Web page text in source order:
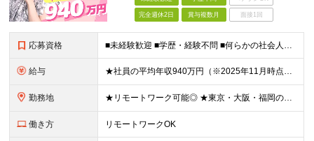
完全週休2日 賞与複数月 面接1回
応募資格 ■未経験歓迎 ■学歴・経験不問 ■何らかの社会人経験がある方 ＜こんな方に向いています！＞ ・頑張った分評価されたい方 ・将来役立つ知識を身につけたい方 ・新しいことを学ぶのが好きな方 ・趣味
給与 ★社員の平均年収940万円（※2025年11月時点） ★転職者は全員収入アップを実現 ★入社半年で昇給した実績あり！ 【営業未経験】 月給35万8,000円～（固定残業代含む）＋インセンティブ ＋賞
勤務地 ★リモートワーク可能◎ ★東京・大阪・福岡の3拠点で募集中／ご希望の勤務地で配属します ★転勤なし ＜東京支店＞ 東京都港区三田1丁目4番28号 三田国際ビル2階 ＜大阪本社＞ 大阪府大阪市北区梅
働き方 リモートワークOK